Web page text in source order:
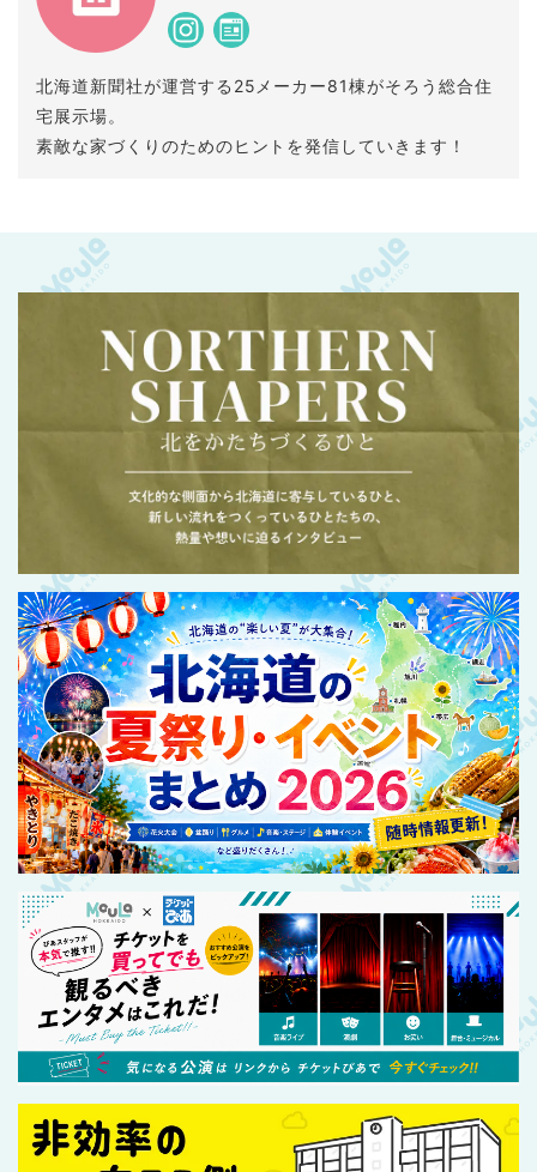
北海道新聞社が運営する25メーカー81棟がそろう総合住
宅展示場。
素敵な家づくりのためのヒントを発信していきます！